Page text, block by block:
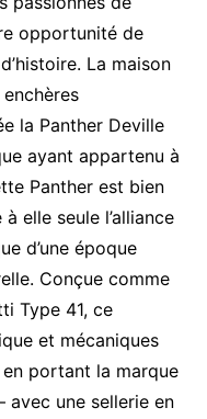
opportunité de
La maison
la Panther Deville
ayant appartenu à
Panther est bien
elle seule l’alliance
d’une époque
Conçue comme
Type 41, ce
et mécaniques
portant la marque
avec une sellerie en